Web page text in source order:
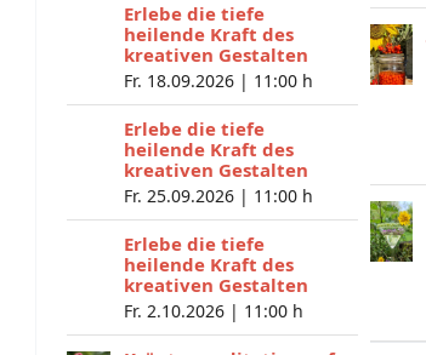
Erlebe die tiefe
heilende Kraft des
kreativen Gestalten
Fr. 18.09.2026 | 11:00 h
Erlebe die tiefe
heilende Kraft des
kreativen Gestalten
Fr. 25.09.2026 | 11:00 h
Erlebe die tiefe
heilende Kraft des
kreativen Gestalten
Fr. 2.10.2026 | 11:00 h